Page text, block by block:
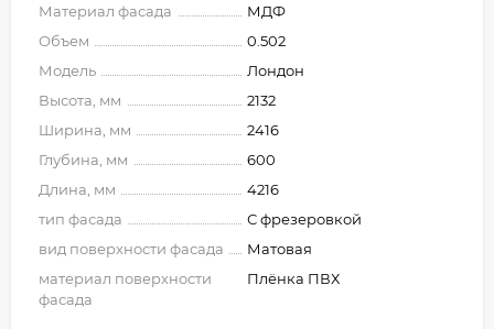
Материал фасада
МДФ
Объем
0.502
Модель
Лондон
Высота, мм
2132
Ширина, мм
2416
Глубина, мм
600
Длина, мм
4216
тип фасада
С фрезеровкой
вид поверхности фасада
Матовая
материал поверхности
фасада
Плёнка ПВХ